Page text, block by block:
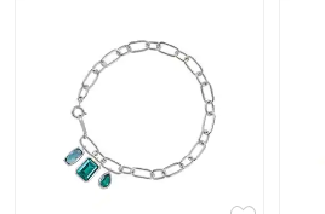
ブランド
カテゴリー
お気に入り登録数